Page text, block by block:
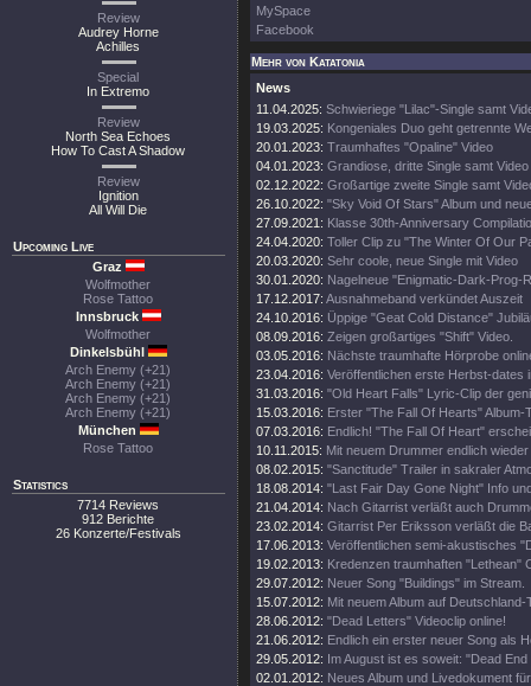
Review
Audrey Horne
Achilles
Special
In Extremo
Review
North Sea Echoes
How To Cast A Shadow
Review
Ignition
All Will Die
Upcoming Live
Graz
Wolfmother
Rose Tattoo
Innsbruck
Wolfmother
Dinkelsbühl
Arch Enemy (+21)
Arch Enemy (+21)
Arch Enemy (+21)
Arch Enemy (+21)
München
Rose Tattoo
Statistics
7714 Reviews
912 Berichte
26 Konzerte/Festivals
MySpace
Facebook
Mehr von Katatonia
News
11.04.2025: Schwieriege "Lilac"-Single samt
19.03.2025: Kongeniales Duo geht getrennte
20.01.2023: Traumhaftes "Opaline" Video
04.01.2023: Grandiose, dritte Single samt Video
02.12.2022: Großartige zweite Single samt
26.10.2022: "Sky Void Of Stars" Album und
27.09.2021: Klasse 30th-Anniversary
24.04.2020: Toller Clip zu "The Winter Of Our
20.03.2020: Sehr coole, neue Single mit Video
30.01.2020: Nagelneue "Enigmatic-Dark-Prog-
17.12.2017: Ausnahmeband verkündet Auszeit
24.10.2016: Üppige "Geat Cold Distance"
08.09.2016: Zeigen großartiges "Shift" Video.
03.05.2016: Nächste traumhafte Hörprobe
23.04.2016: Veröffentlichen erste Herbst-dates
31.03.2016: "Old Heart Falls" Lyric-Clip der
15.03.2016: Erster "The Fall Of Hearts" Album-
07.03.2016: Endlich! "The Fall Of Heart"
10.11.2015: Mit neuem Drummer endlich
08.02.2015: "Sanctitude" Trailer in sakraler
18.08.2014: "Last Fair Day Gone Night" Info
21.04.2014: Nach Gitarrist verläßt auch
23.02.2014: Gitarrist Per Eriksson verläßt die
17.06.2013: Veröffentlichen semi-akustisches
19.02.2013: Kredenzen traumhaften "Lethean"
29.07.2012: Neuer Song "Buildings" im Stream.
15.07.2012: Mit neuem Album auf Deutschland-
28.06.2012: "Dead Letters" Videoclip online!
21.06.2012: Endlich ein erster neuer Song als
29.05.2012: Im August ist es soweit: "Dead
02.01.2012: Neues Album und Livedokument